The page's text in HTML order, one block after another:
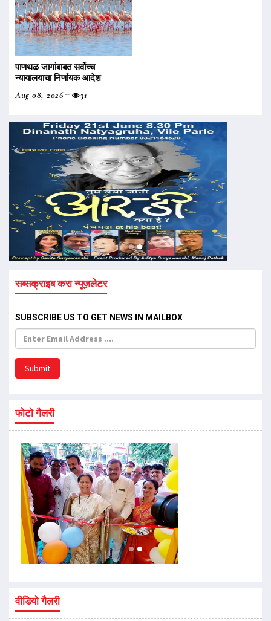
पाणथळ जागांबाबत सर्वोच्च
न्यायालयाचा निर्णायक आदेश
Aug 08, 2026
31
सब्सक्राइब करा न्यूज़लेटर
SUBSCRIBE US TO GET NEWS IN MAILBOX
Submit
फोटो गैलरी
वीडियो गैलरी